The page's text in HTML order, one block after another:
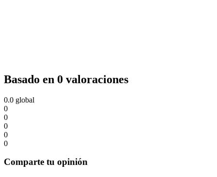
Basado en 0 valoraciones
0.0 global
0
0
0
0
0
Comparte tu opinión